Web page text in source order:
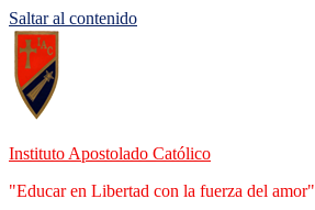
Saltar al contenido
Instituto Apostolado Católico
"Educar en Libertad con la fuerza del amor"